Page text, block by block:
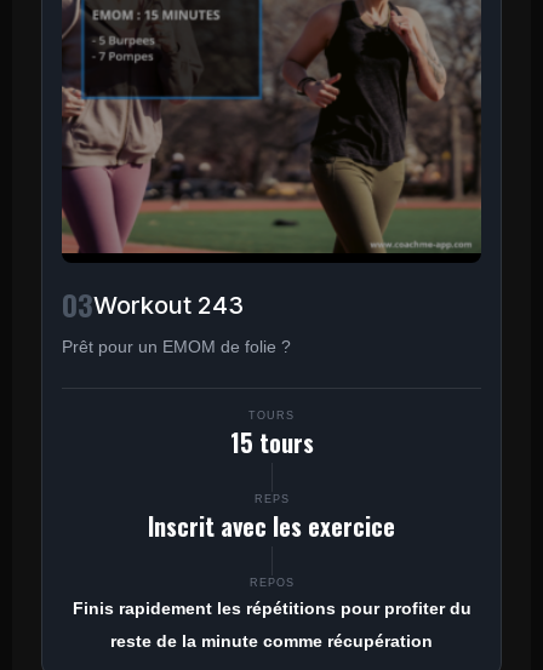
03Workout 243
Prêt pour un EMOM de folie ?
TOURS
15 tours
REPS
Inscrit avec les exercice
REPOS
Finis rapidement les répétitions pour profiter du
reste de la minute comme récupération